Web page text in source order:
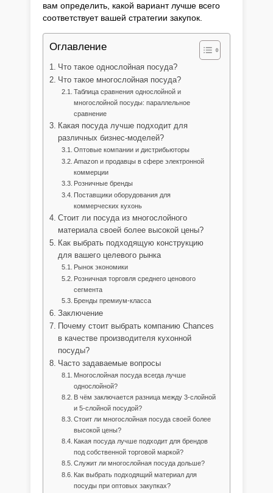
вам определить, какой вариант лучше всего
соответствует вашей стратегии закупок.
Оглавление
Что такое однослойная посуда?
Что такое многослойная посуда?
Таблица сравнения однослойной и
многослойной посуды: параллельное
сравнение
Какая посуда лучше подходит для
различных бизнес-моделей?
Оптовые компании и дистрибьюторы
Amazon и продавцы в сфере электронной
коммерции
Розничные бренды
Поставщики оборудования для
коммерческих кухонь
Стоит ли посуда из многослойного
материала своей более высокой цены?
Как выбрать подходящую конструкцию
для вашего целевого рынка
Рынок экономики
Розничная торговля среднего ценового
сегмента
Бренды премиум-класса
Заключение
Почему стоит выбрать компанию Chances
в качестве производителя кухонной
посуды?
Часто задаваемые вопросы
Многослойная посуда всегда лучше
однослойной?
В чём заключается разница между 3-слойной
и 5-слойной посудой?
Стоит ли многослойная посуда своей более
высокой цены?
Какая посуда лучше подходит для брендов
под собственной торговой маркой?
Служит ли многослойная посуда дольше?
Как выбрать подходящий материал для
посуды при оптовых закупках?